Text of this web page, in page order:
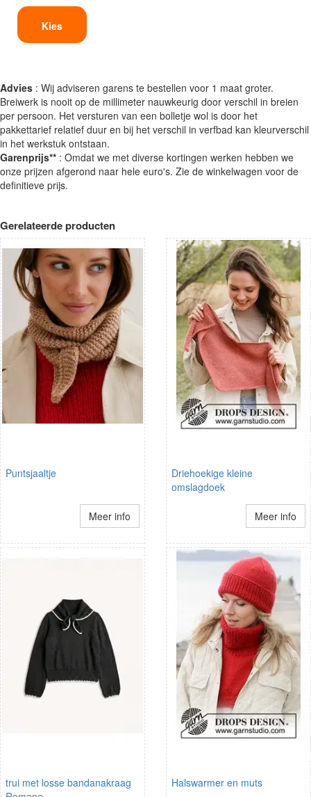
Kies
Advies : Wij adviseren garens te bestellen voor 1 maat groter.
Breiwerk is nooit op de millimeter nauwkeurig door verschil in breien
per persoon. Het versturen van een bolletje wol is door het
pakkettarief relatief duur en bij het verschil in verfbad kan kleurverschil
in het werkstuk ontstaan.
Garenprijs** : Omdat we met diverse kortingen werken hebben we
onze prijzen afgerond naar hele euro's. Zie de winkelwagen voor de
definitieve prijs.
Gerelateerde producten
Puntsjaaltje
Meer info
Driehoekige kleine
omslagdoek
Meer info
trui met losse bandanakraag
Halswarmer en muts